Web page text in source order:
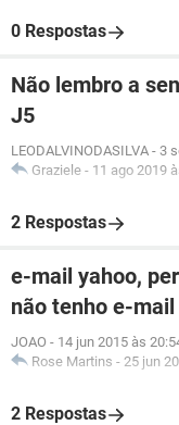
0 Respostas
Não lembro a
J5
LEODALVINODASILVA - 3
Graziele - 11 ago 2019
2 Respostas
e-mail yahoo,
não tenho e-mail
JOAO - 14 jun 2015 às
Rose Martins - 25 jun
2 Respostas